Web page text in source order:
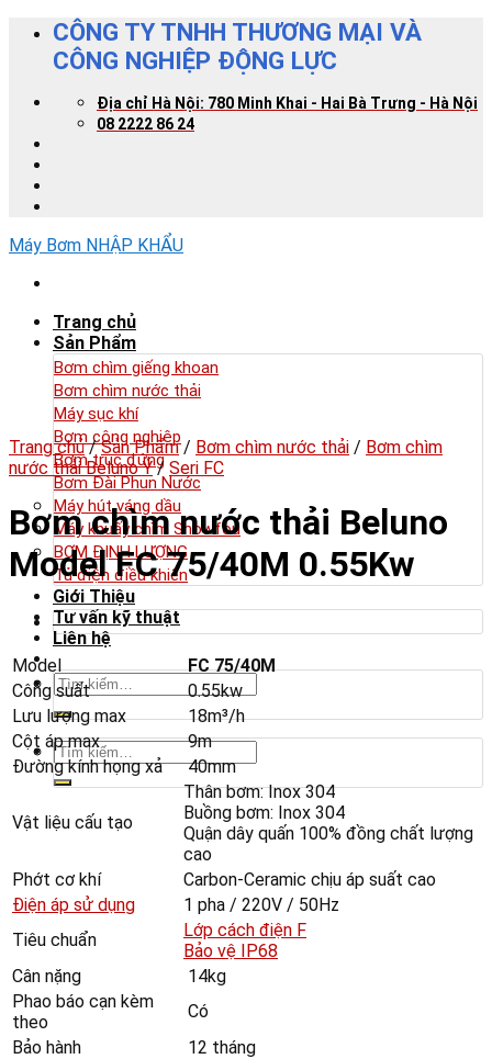
Skip
content
CÔNG TY TNHH THƯƠNG MẠI VÀ
CÔNG NGHIỆP ĐỘNG LỰC
Địa chỉ Hà Nội: 780 Minh Khai - Hai Bà Trưng - Hà Nội
08 2222 86 24
Máy Bơm NHẬP KHẨU
Trang chủ
Sản Phẩm
Bơm chìm giếng khoan
Bơm chìm nước thải
Máy sục khí
Bơm công nghiệp
Bơm trục đứng
Bơm Đài Phun Nước
Máy hút váng dầu
Máy khuấy chìm Showfou
BƠM ĐỊNH LƯỢNG
Tủ điện điều khiển
Giới Thiệu
Tư vấn kỹ thuật
Liên hệ
Tìm
kiếm:
Tìm
kiếm:
Trang chủ / Sản Phẩm / Bơm chìm nước thải / Bơm chìm
nước thải Beluno Ý / Seri FC
Bơm chìm nước thải Beluno
Model FC 75/40M 0.55Kw
Model
FC 75/40M
Công suất
0.55kw
Lưu lượng max
18m³/h
Cột áp max
9m
Đường kính họng xả
40mm
Vật liệu cấu tạo
Thân bơm: Inox 304
Buồng bơm: Inox 304
Quận dây quấn 100% đồng chất lượng
cao
Phớt cơ khí
Carbon-Ceramic chịu áp suất cao
Điện áp sử dụng
1 pha / 220V / 50Hz
Tiêu chuẩn
Lớp cách điện F
Bảo vệ IP68
Cân nặng
14kg
Phao báo cạn kèm
theo
Có
Bảo hành
12 tháng